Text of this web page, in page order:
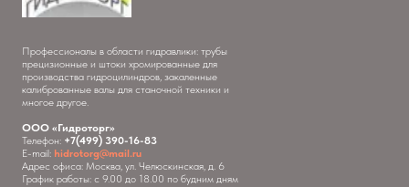
Профессионалы в области гидравлики: трубы
прецизионные и штоки хромированные для
производства гидроцилиндров, закаленные
калиброванные валы для станочной техники и
многое другое.
ООО «Гидроторг»
Телефон: +7(499) 390-16-83
E-mail: hidrotorg@mail.ru
Адрес офиса: Москва, ул. Челюскинская, д. 6
График работы: с 9.00 до 18.00 по будним дням